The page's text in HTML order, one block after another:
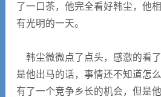
了一口茶，他完全看好韩尘，他
有光明的一天。
韩尘微微点了点头，感激的看
是他出马的话，事情还不知道怎
有了一个竞争乡长的机会，但是